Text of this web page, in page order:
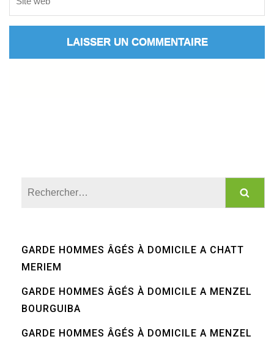
GARDE HOMMES ÂGÉS À DOMICILE A CHATT
MERIEM
GARDE HOMMES ÂGÉS À DOMICILE A MENZEL
BOURGUIBA
GARDE HOMMES ÂGÉS À DOMICILE A MENZEL